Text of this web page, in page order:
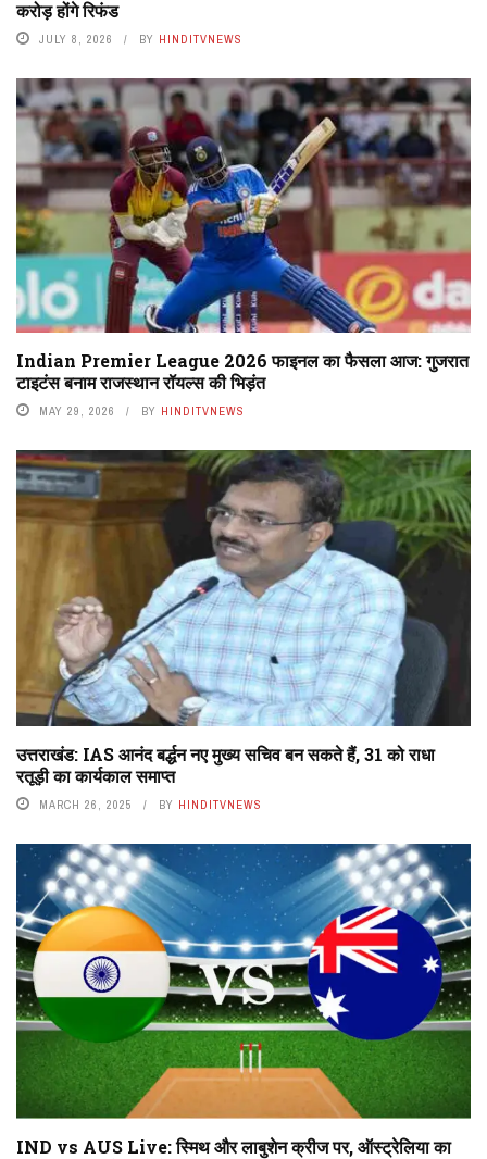
करोड़ होंगे रिफंड
JULY 8, 2026 BY HINDITVNEWS
Indian Premier League 2026 फाइनल का फैसला आज: गुजरात
टाइटंस बनाम राजस्थान रॉयल्स की भिड़ंत
MAY 29, 2026 BY HINDITVNEWS
उत्तराखंड: IAS आनंद बर्द्धन नए मुख्य सचिव बन सकते हैं, 31 को राधा
रतूड़ी का कार्यकाल समाप्त
MARCH 26, 2025 BY HINDITVNEWS
IND vs AUS Live: स्मिथ और लाबुशेन क्रीज पर, ऑस्ट्रेलिया का